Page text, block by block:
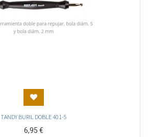
TANDY BURIL DOBLE 401-5
6,95€